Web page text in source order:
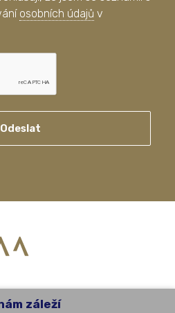
osobních údajů v
Odeslat
záleží